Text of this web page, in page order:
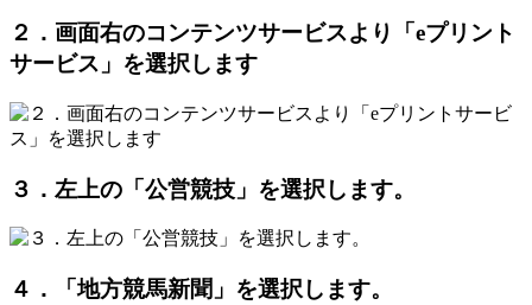
２．画面右のコンテンツサービスより「eプリント
サービス」を選択します
３．左上の「公営競技」を選択します。
４．「地方競馬新聞」を選択します。